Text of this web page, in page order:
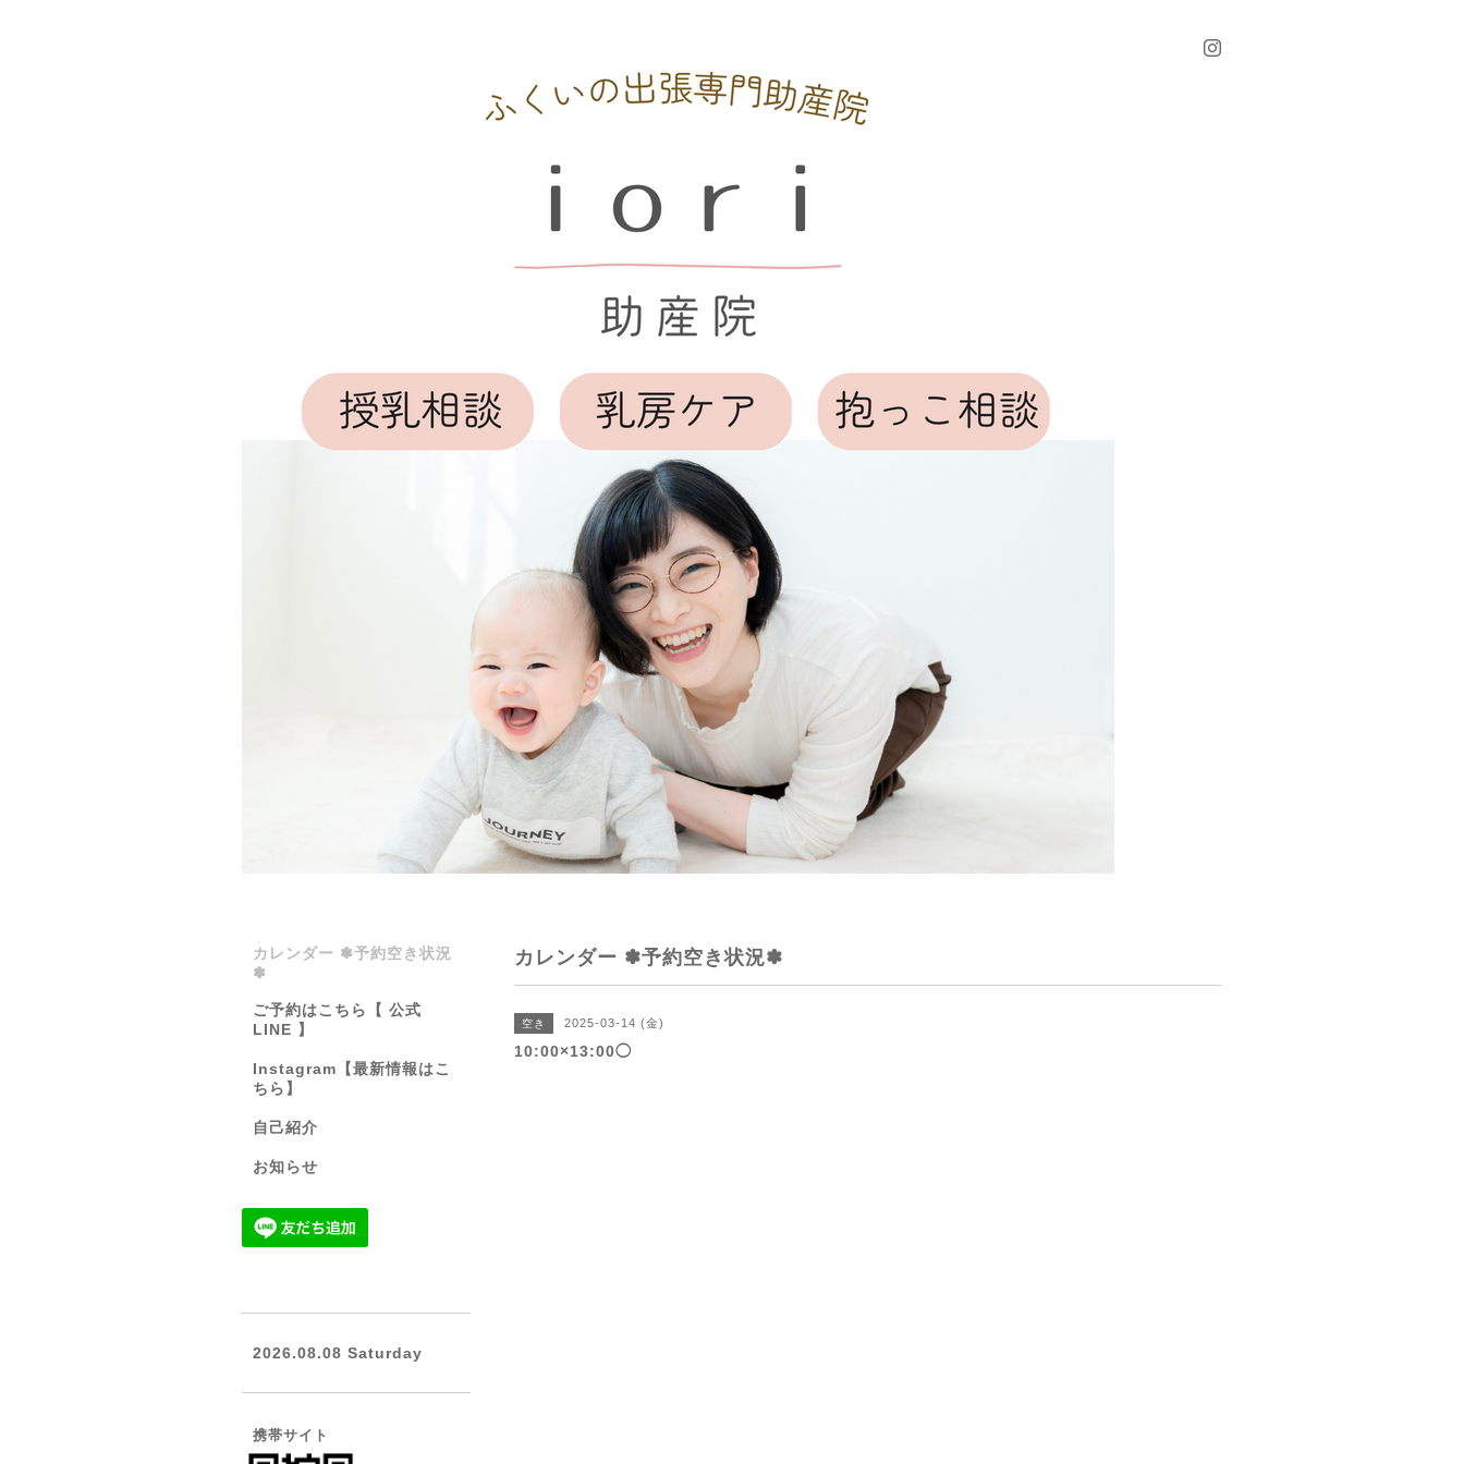
カレンダー ✽予約空き状況✽
空き 2025-03-14 (金)
10:00×13:00◯
カレンダー ✽予約空き状況
✽
ご予約はこちら【 公式
LINE 】
Instagram【最新情報はこ
ちら】
自己紹介
お知らせ
2026.08.08 Saturday
携帯サイト